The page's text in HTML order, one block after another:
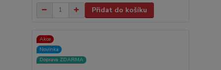
Přidat do košíku
Akce
Novinka
Doprava ZDARMA